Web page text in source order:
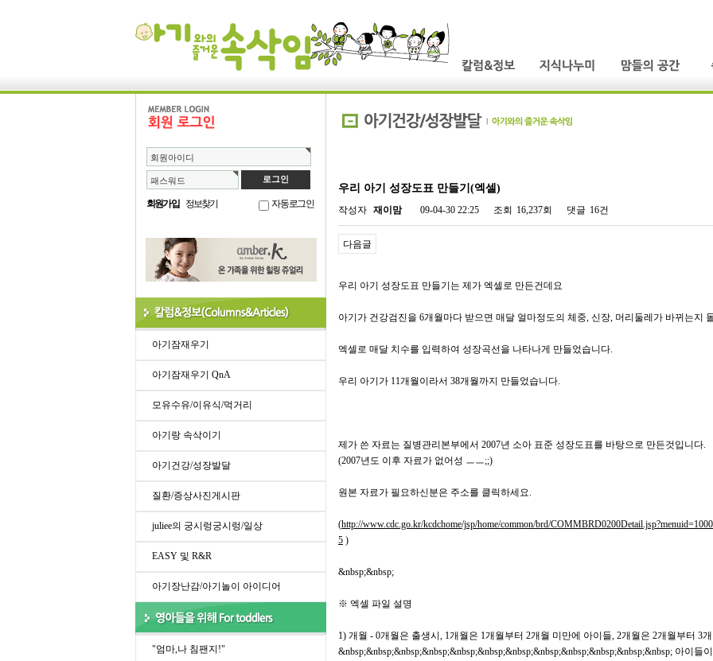
회원아이디
패스워드
회원가입 정보찾기 자동로그인
아기잠재우기
아기잠재우기 QnA
모유수유/이유식/먹거리
아기랑 속삭이기
아기건강/성장발달
질환/증상사진게시판
juliee의 궁시렁궁시렁/일상
EASY 및 R&R
아기장난감/아기놀이 아이디어
"엄마,나 침팬지!"
우리 아기 성장도표 만들기(엑셀)
작성자 재이맘 09-04-30 22:25 조회 16,237회 댓글 16건
다음글
우리 아기 성장도표 만들기는 제가 엑셀로 만든건데요
아기가 건강검진을 6개월마다 받으면 매달 얼마정도의 체중, 신장, 머리둘레가 바뀌는지
엑셀로 매달 치수를 입력하여 성장곡선을 나타나게 만들었습니다.
우리 아기가 11개월이라서 38개월까지 만들었습니다.
제가 쓴 자료는 질병관리본부에서 2007년 소아 표준 성장도표를 바탕으로 만든것입니다.
(2007년도 이후 자료가 없어성 ㅡㅡ;;)
원본 자료가 필요하신분은 주소를 클릭하세요.
(http://www.cdc.go.kr/kcdchome/jsp/home/common/brd/
5 )
&nbsp;&nbsp;
※ 엑셀 파일 설명
1) 개월 - 0개월은 출생시, 1개월은 1개월부터 2개월 미만에 아이들, 2개월은 2개월부터 3개
&nbsp;&nbsp;&nbsp;&nbsp;&nbsp;&nbsp;&nbsp;&nbsp;&nbsp;&nbsp;&nbsp;&nbsp; 아이들